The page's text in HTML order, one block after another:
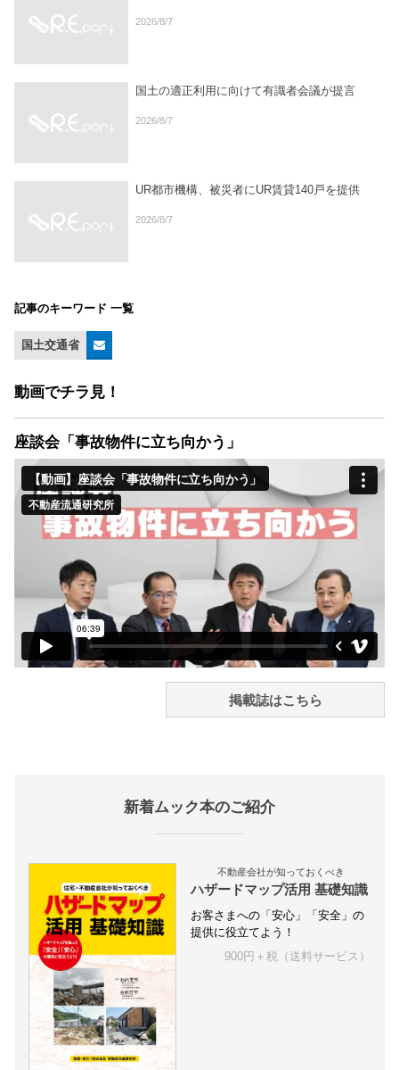
2026/8/7
国土の適正利用に向けて有識者会議が提言
2026/8/7
UR都市機構、被災者にUR賃貸140戸を提供
2026/8/7
記事のキーワード 一覧
国土交通省
動画でチラ見！
座談会「事故物件に立ち向かう」
掲載誌はこちら
新着ムック本のご紹介
不動産会社が知っておくべき
ハザードマップ活用 基礎知識
お客さまへの「安心」「安全」の
提供に役立てよう！
900円＋税（送料サービス）